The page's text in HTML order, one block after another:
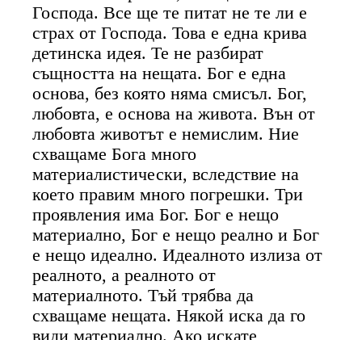
Господа. Все ще те питат не те ли е
страх от Господа. Това е една крива
детинска идея. Те не разбират
същността на нещата. Бог е една
основа, без която няма смисъл. Бог,
любовта, е основа на живота. Вън от
любовта животът е немислим. Ние
схващаме Бога много
материалистически, вследствие на
което правим много погрешки. Три
проявления има Бог. Бог е нещо
материално, Бог е нещо реално и Бог
е нещо идеално. Идеалното излиза от
реалното, а реалното от
материалното. Тъй трябва да
схващаме нещата. Някой иска да го
види материално. Ако искате